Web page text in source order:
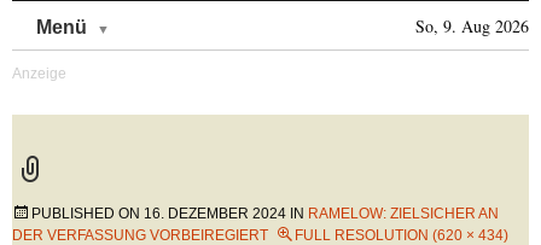
Menü So, 9. Aug 2026
PUBLISHED ON 16. DEZEMBER 2024 IN RAMELOW: ZIELSICHER AN
DER VERFASSUNG VORBEIREGIERT
FULL RESOLUTION (620 × 434)